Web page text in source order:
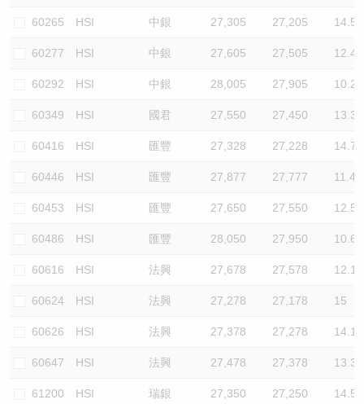
60265 HSI 中銀 27,305 27,205 14.5
60277 HSI 中銀 27,605 27,505 12.4
60292 HSI 中銀 28,005 27,905 10.2
60349 HSI 國君 27,550 27,450 13.3
60416 HSI 匯豐 27,328 27,228 14.7
60446 HSI 匯豐 27,877 27,777 11.4
60453 HSI 匯豐 27,650 27,550 12.5
60486 HSI 匯豐 28,050 27,950 10.6
60616 HSI 法興 27,678 27,578 12.1
60624 HSI 法興 27,278 27,178 15
60626 HSI 法興 27,378 27,278 14.1
60647 HSI 法興 27,478 27,378 13.3
61200 HSI 瑞銀 27,350 27,250 14.5